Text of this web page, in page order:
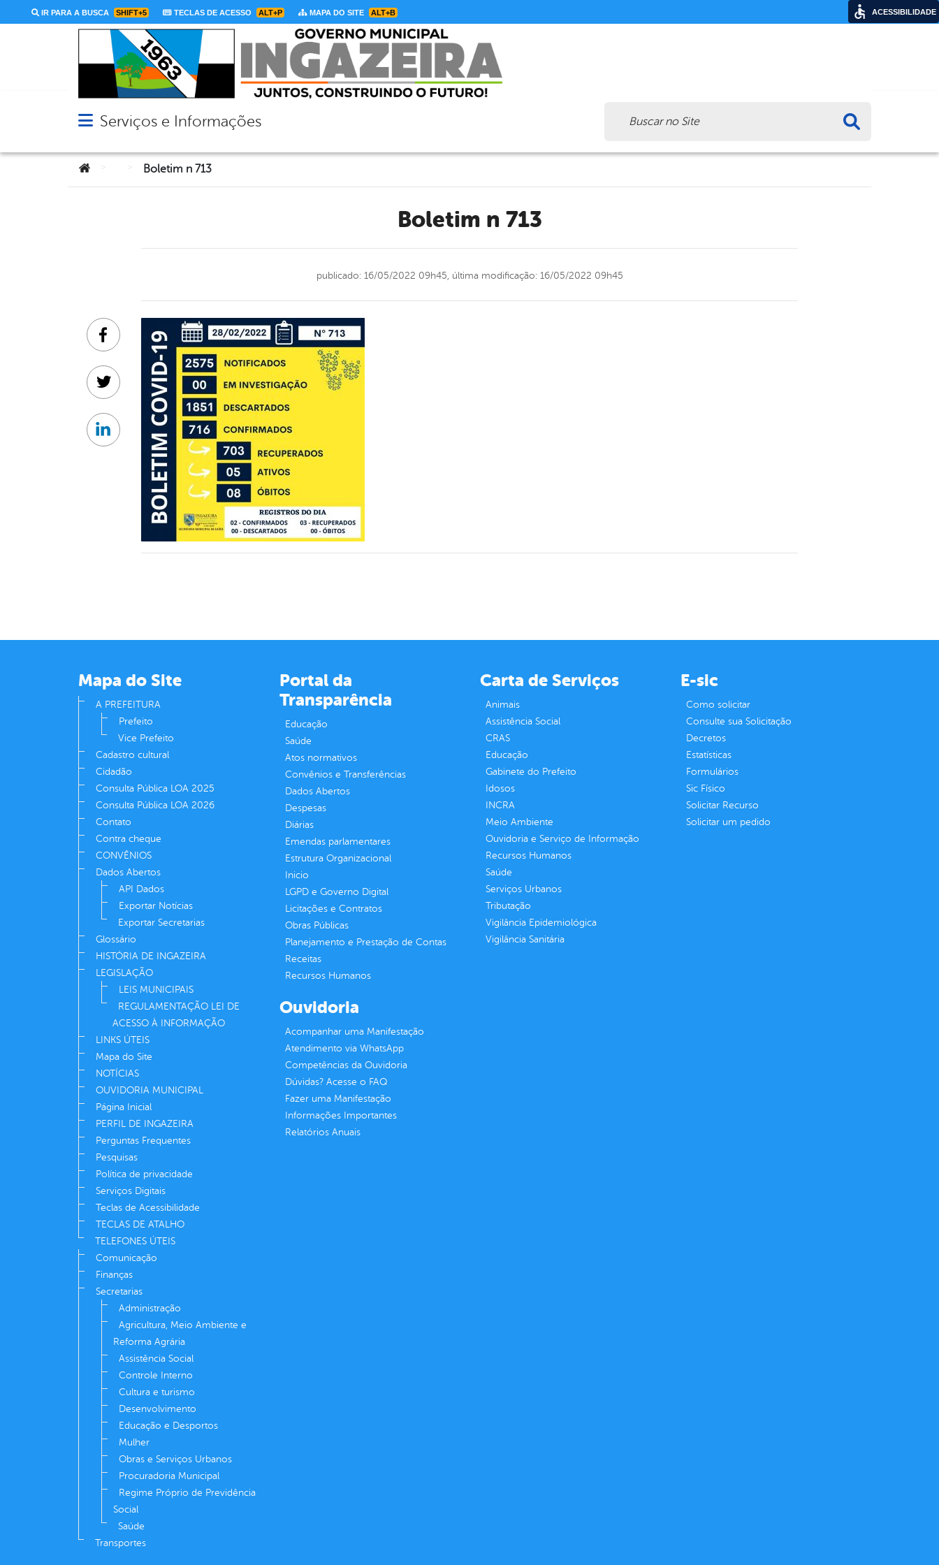
IR PARA A BUSCA SHIFT+5 TECLAS DE ACESSO ALT+P MAPA DO SITE ALT+B
Abrir menu principal de navegação
Serviços e Informações
Você está aqui:Boletim n 713
Boletim n 713
publicado: 16/05/2022 09h45, última modificação: 16/05/2022 09h45
Facebook
Twitter
Linkedin
Mapa do Site
A PREFEITURA
Prefeito
Vice Prefeito
Cadastro cultural
Cidadão
Consulta Pública LOA 2025
Consulta Pública LOA 2026
Contato
Contra cheque
CONVÊNIOS
Dados Abertos
API Dados
Exportar Notícias
Exportar Secretarias
Glossário
HISTÓRIA DE INGAZEIRA
LEGISLAÇÃO
LEIS MUNICIPAIS
REGULAMENTAÇÃO LEI DE
ACESSO À INFORMAÇÃO
LINKS ÚTEIS
Mapa do Site
NOTÍCIAS
OUVIDORIA MUNICIPAL
Página Inicial
PERFIL DE INGAZEIRA
Perguntas Frequentes
Pesquisas
Política de privacidade
Serviços Digitais
Teclas de Acessibilidade
TECLAS DE ATALHO
TELEFONES ÚTEIS
Comunicação
Finanças
Secretarias
Administração
Agricultura, Meio Ambiente e
Reforma Agrária
Assistência Social
Controle Interno
Cultura e turismo
Desenvolvimento
Educação e Desportos
Mulher
Obras e Serviços Urbanos
Procuradoria Municipal
Regime Próprio de Previdência
Social
Saúde
Transportes
Portal da
Transparência
Educação
Saúde
Atos normativos
Convênios e Transferências
Dados Abertos
Despesas
Diárias
Emendas parlamentares
Estrutura Organizacional
Inicio
LGPD e Governo Digital
Licitações e Contratos
Obras Públicas
Planejamento e Prestação de Contas
Receitas
Recursos Humanos
Carta de Serviços
Animais
Assistência Social
CRAS
Educação
Gabinete do Prefeito
Idosos
INCRA
Meio Ambiente
Ouvidoria e Serviço de Informação
Recursos Humanos
Saúde
Serviços Urbanos
Tributação
Vigilância Epidemiológica
Vigilância Sanitária
E-sic
Como solicitar
Consulte sua Solicitação
Decretos
Estatísticas
Formulários
Sic Físico
Solicitar Recurso
Solicitar um pedido
Ouvidoria
Acompanhar uma Manifestação
Atendimento via WhatsApp
Competências da Ouvidoria
Dúvidas? Acesse o FAQ
Fazer uma Manifestação
Informações Importantes
Relatórios Anuais
ACESSIBILIDADE